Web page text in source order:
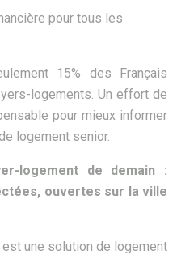
pour tous les
15% des Français
logements. Un effort de
pour mieux informer
logement senior.
logement de demain :
ouvertes sur la ville
une solution de logement